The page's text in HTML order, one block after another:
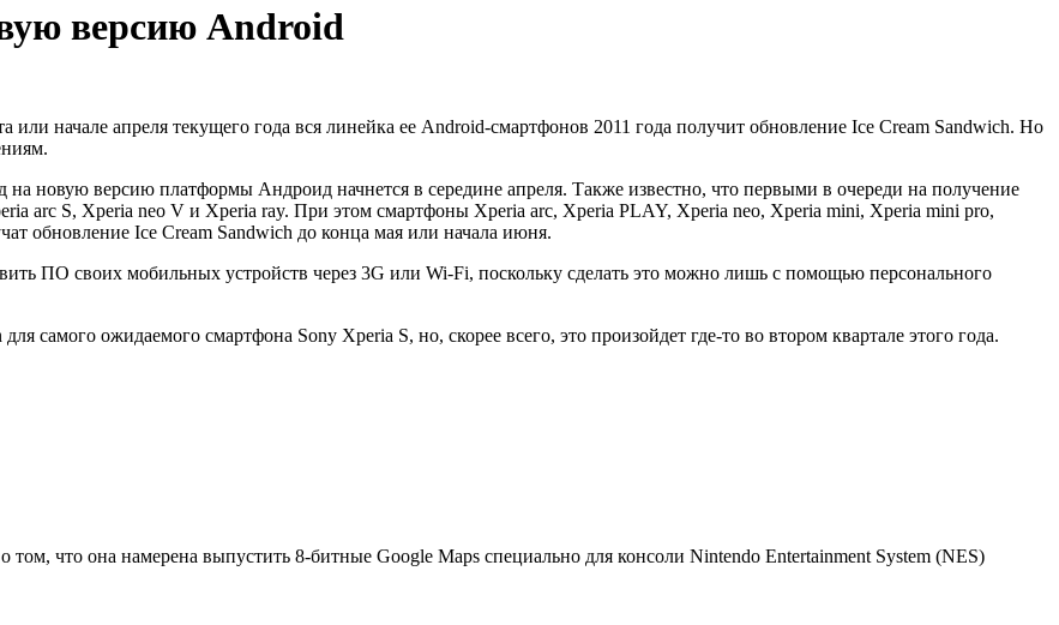
версию Android
или начале апреля текущего года вся линейка ее Android-смартфонов 2011 года получит обновление Ice Cream Sandwich. Но
новую версию платформы Андроид начнется в середине апреля. Также известно, что первыми в очереди на получение
arc S, Xperia neo V и Xperia ray. При этом смартфоны Xperia arc, Xperia PLAY, Xperia neo, Xperia mini, Xperia mini pro,
обновление Ice Cream Sandwich до конца мая или начала июня.
ПО своих мобильных устройств через 3G или Wi-Fi, поскольку сделать это можно лишь с помощью персонального
самого ожидаемого смартфона Sony Xperia S, но, скорее всего, это произойдет где-то во втором квартале этого года.
что она намерена выпустить 8-битные Google Maps специально для консоли Nintendo Entertainment System (NES)